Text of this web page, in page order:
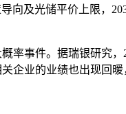
向及光储平价上限，
率事件。据瑞银研究
企业的业绩也出现回